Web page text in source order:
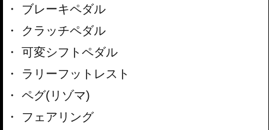
ブレーキペダル
クラッチペダル
可変シフトペダル
ラリーフットレスト
ペグ(リゾマ)
フェアリング